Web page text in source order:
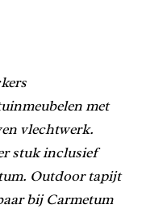
met
vlechtwerk.
stuk inclusief
Outdoor tapijt
bij Carmetum